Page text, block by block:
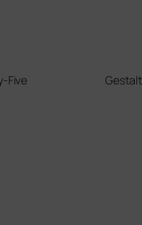
Five